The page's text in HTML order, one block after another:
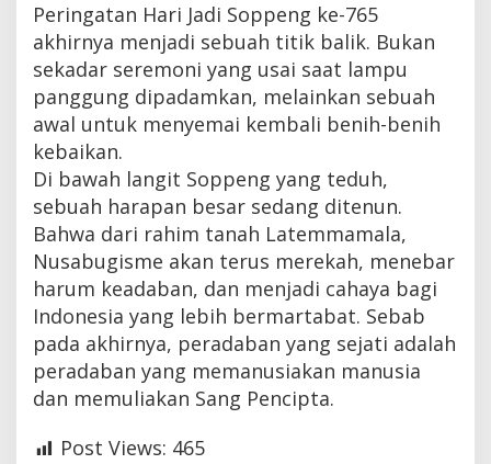
Peringatan Hari Jadi Soppeng ke-765
akhirnya menjadi sebuah titik balik. Bukan
sekadar seremoni yang usai saat lampu
panggung dipadamkan, melainkan sebuah
awal untuk menyemai kembali benih-benih
kebaikan.
Di bawah langit Soppeng yang teduh,
sebuah harapan besar sedang ditenun.
Bahwa dari rahim tanah Latemmamala,
Nusabugisme akan terus merekah, menebar
harum keadaban, dan menjadi cahaya bagi
Indonesia yang lebih bermartabat. Sebab
pada akhirnya, peradaban yang sejati adalah
peradaban yang memanusiakan manusia
dan memuliakan Sang Pencipta.
Post Views: 465